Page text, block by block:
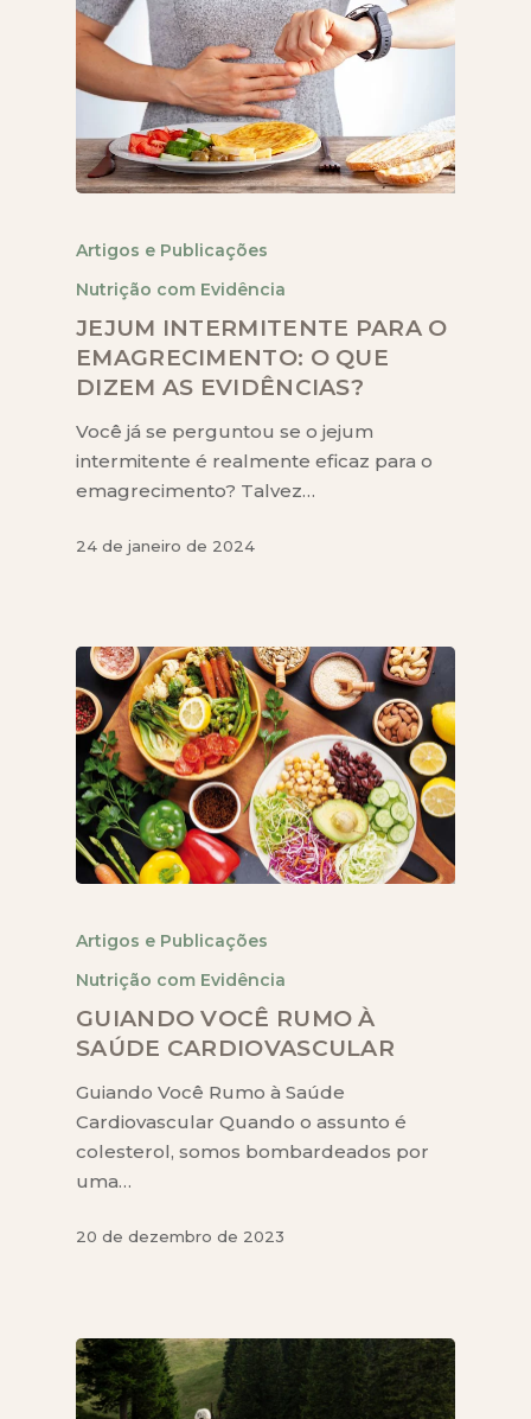
Artigos e Publicações
Nutrição com Evidência
JEJUM INTERMITENTE PARA O
EMAGRECIMENTO: O QUE
DIZEM AS EVIDÊNCIAS?
Você já se perguntou se o jejum
intermitente é realmente eficaz para o
emagrecimento? Talvez…
24 de janeiro de 2024
Artigos e Publicações
Nutrição com Evidência
GUIANDO VOCÊ RUMO À
SAÚDE CARDIOVASCULAR
Guiando Você Rumo à Saúde
Cardiovascular Quando o assunto é
colesterol, somos bombardeados por
uma…
20 de dezembro de 2023